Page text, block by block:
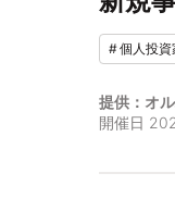
#個人投資
提供：オ
開催日